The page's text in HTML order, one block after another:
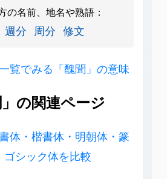
の名前、地名や熟語：
週分 周分 修文
覧でみる「醜聞」の意味
」の関連ページ
体・楷書体・明朝体・篆
ゴシック体を比較